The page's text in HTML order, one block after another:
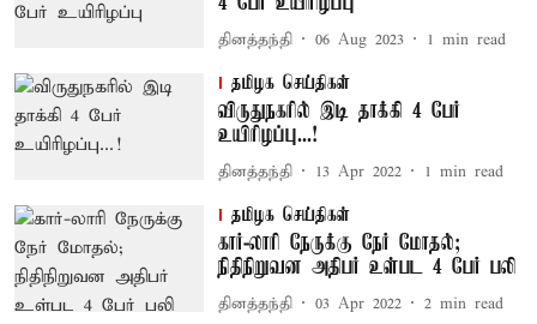
தினத்தந்தி 06 Aug 2023 1 min read
தமிழக செய்திகள்
விருதுநகரில் இடி தாக்கி 4 பேர்
உயிரிழப்பு...!
தினத்தந்தி 13 Apr 2022 1 min read
தமிழக செய்திகள்
கார்-லாரி நேருக்கு நேர் மோதல்;
நிதிநிறுவன அதிபர் உள்பட 4 பேர் பலி
தினத்தந்தி 03 Apr 2022 2 min read